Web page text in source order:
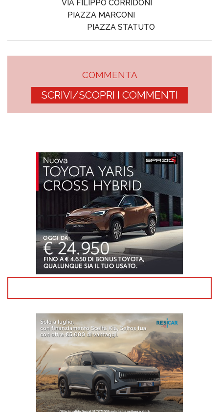
VIA FILIPPO CORRIDONI
PIAZZA MARCONI
PIAZZA STATUTO
COMMENTA
SCRIVI/SCOPRI I COMMENTI